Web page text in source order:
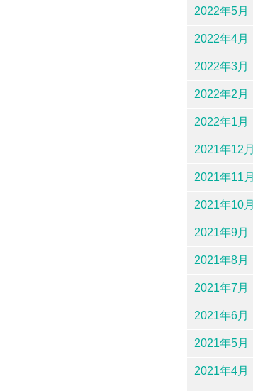
2022年5月
2022年4月
2022年3月
2022年2月
2022年1月
2021年12月
2021年11月
2021年10月
2021年9月
2021年8月
2021年7月
2021年6月
2021年5月
2021年4月